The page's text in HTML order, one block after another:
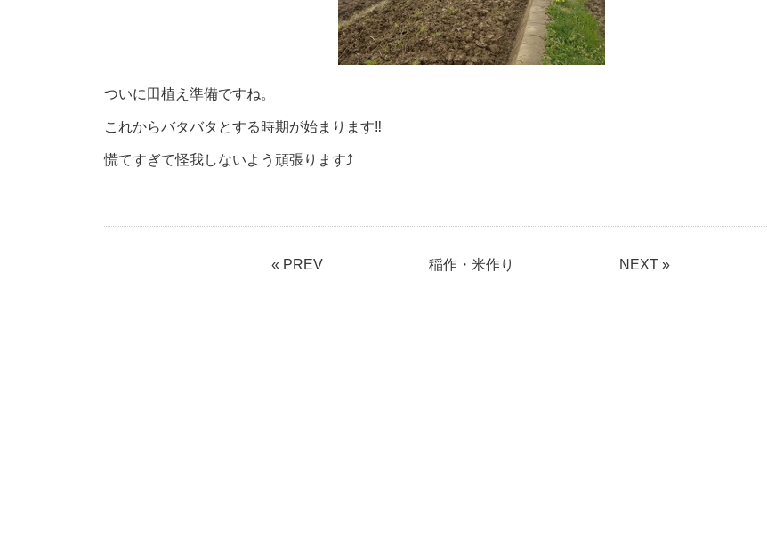
ついに田植え準備ですね。
これからバタバタとする時期が始まります‼
慌てすぎて怪我しないよう頑張ります⤴
« PREV 稲作・米作り NEXT »